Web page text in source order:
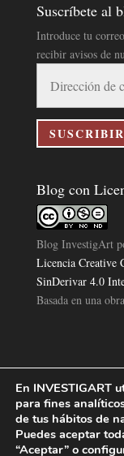
Suscríbete al
Introduce tu
recibir avisos de
correo
electrónico
SUSCRIBIR
Blog con
Blog InvestigArt
Licencia Creative
SinDerivar 4.0
Basada en una
Política de
Investigart
En INVESTIGART
para fines
de tus hábitos de
Puedes aceptar
“Aceptar” o